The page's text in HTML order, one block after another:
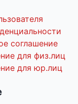
соглашение
для физ.лиц
для юр.лиц